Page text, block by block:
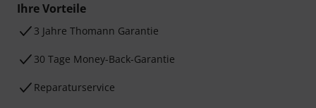
Ihre Vorteile
3 Jahre Thomann Garantie
30 Tage Money-Back-Garantie
Reparaturservice